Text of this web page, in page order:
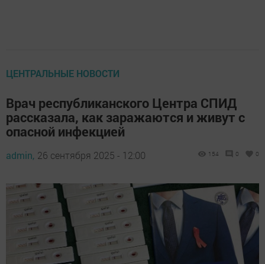
ЦЕНТРАЛЬНЫЕ НОВОСТИ
Врач республиканского Центра СПИД
рассказала, как заражаются и живут с
опасной инфекцией
admin, 26 сентября 2025 - 12:00 154 0 0